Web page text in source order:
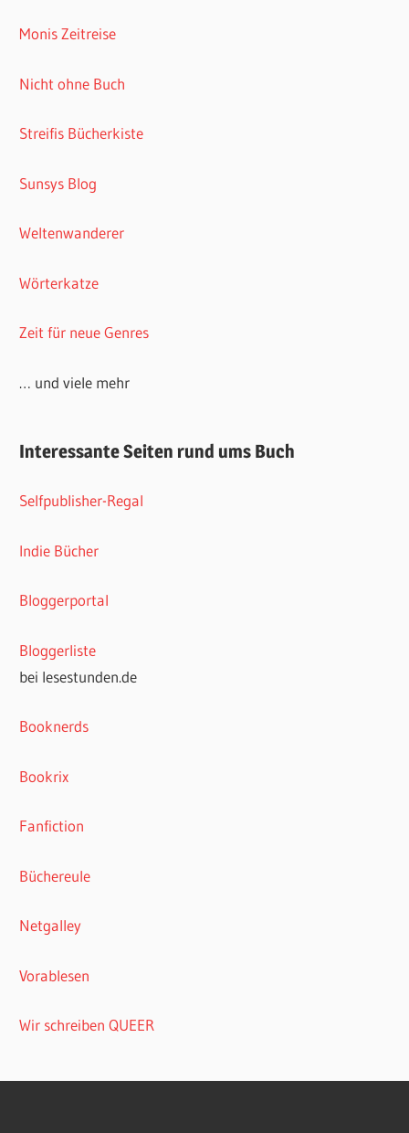
Monis Zeitreise
Nicht ohne Buch
Streifis Bücherkiste
Sunsys Blog
Weltenwanderer
Wörterkatze
Zeit für neue Genres
… und viele mehr
Interessante Seiten rund ums Buch
Selfpublisher-Regal
Indie Bücher
Bloggerportal
Bloggerliste
bei lesestunden.de
Booknerds
Bookrix
Fanfiction
Büchereule
Netgalley
Vorablesen
Wir schreiben QUEER